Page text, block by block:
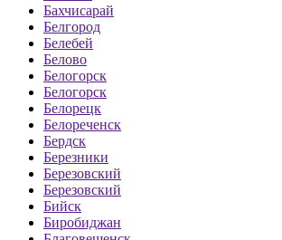
Бахчисарай
Белгород
Белебей
Белово
Белогорск
Белогорск
Белорецк
Белореченск
Бердск
Березники
Березовский
Березовский
Бийск
Биробиджан